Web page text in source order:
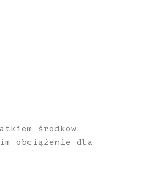
środków
obciążenie dla